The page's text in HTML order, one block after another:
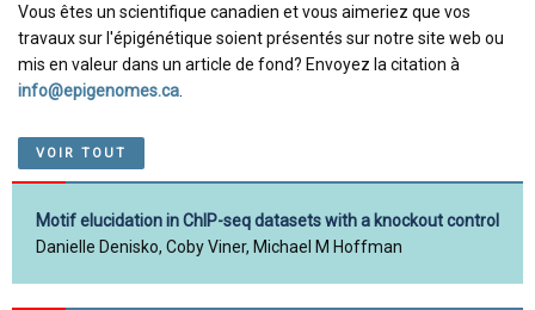
Vous êtes un scientifique canadien et vous aimeriez que vos
travaux sur l'épigénétique soient présentés sur notre site web ou
mis en valeur dans un article de fond? Envoyez la citation à
info@epigenomes.ca.
VOIR TOUT
Motif elucidation in ChIP-seq datasets with a knockout control
Danielle Denisko, Coby Viner, Michael M Hoffman